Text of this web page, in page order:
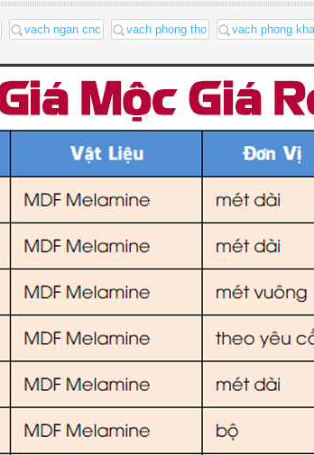
tính thẩm mỹ và tiện nghi cho ngôi nhà.
vach ngan cnc vach phong tho vach phong